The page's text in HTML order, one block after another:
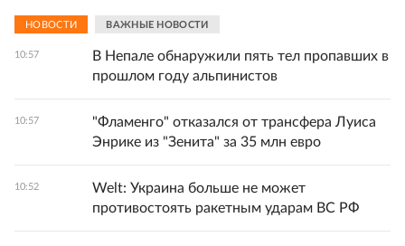
НОВОСТИ ВАЖНЫЕ НОВОСТИ
10:57
В Непале обнаружили пять тел пропавших в
прошлом году альпинистов
10:57
"Фламенго" отказался от трансфера Луиса
Энрике из "Зенита" за 35 млн евро
10:52
Welt: Украина больше не может
противостоять ракетным ударам ВС РФ